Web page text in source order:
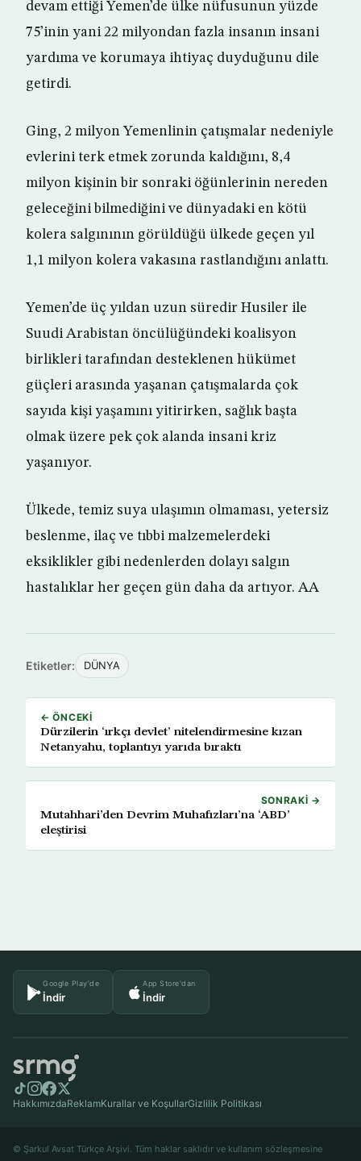
devam ettiği Yemen’de ülke nüfusunun yüzde
75’inin yani 22 milyondan fazla insanın insani
yardıma ve korumaya ihtiyaç duyduğunu dile
getirdi.
Ging, 2 milyon Yemenlinin çatışmalar nedeniyle
evlerini terk etmek zorunda kaldığını, 8,4
milyon kişinin bir sonraki öğünlerinin nereden
geleceğini bilmediğini ve dünyadaki en kötü
kolera salgınının görüldüğü ülkede geçen yıl
1,1 milyon kolera vakasına rastlandığını anlattı.
Yemen’de üç yıldan uzun süredir Husiler ile
Suudi Arabistan öncülüğündeki koalisyon
birlikleri tarafından desteklenen hükümet
güçleri arasında yaşanan çatışmalarda çok
sayıda kişi yaşamını yitirirken, sağlık başta
olmak üzere pek çok alanda insani kriz
yaşanıyor.
Ülkede, temiz suya ulaşımın olmaması, yetersiz
beslenme, ilaç ve tıbbi malzemelerdeki
eksiklikler gibi nedenlerden dolayı salgın
hastalıklar her geçen gün daha da artıyor. AA
Etiketler: DÜNYA
← ÖNCEKI
Dürzilerin ‘ırkçı devlet’ nitelendirmesine kızan
Netanyahu, toplantıyı yarıda bıraktı
SONRAKI →
Mutahhari’den Devrim Muhafızları’na ‘ABD’
eleştirisi
Google Play'de
İndir
App Store'dan
İndir
HakkımızdaReklamKurallar ve KoşullarGizlilik Politikası
© Şarkul Avsat Türkçe Arşivi. Tüm haklar saklıdır ve kullanım sözleşmesine